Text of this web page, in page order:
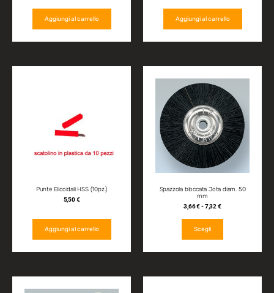
Aggiungi al carrello Aggiungi al carrello
Punte Elicoidali HSS (10pz.)
5,50€
Aggiungi al carrello
Spazzola bloccata Jota diam. 50
mm
3,66€-7,32 €
Scegli